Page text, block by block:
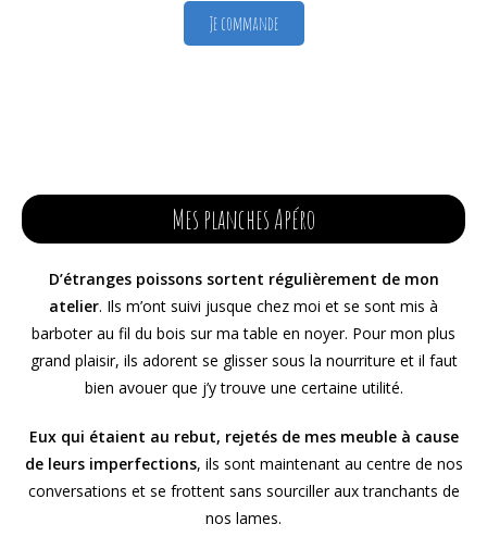
Je commande
Mes planches Apéro
D’étranges poissons sortent régulièrement de mon
atelier. Ils m’ont suivi jusque chez moi et se sont mis à
barboter au fil du bois sur ma table en noyer. Pour mon plus
grand plaisir, ils adorent se glisser sous la nourriture et il faut
bien avouer que j’y trouve une certaine utilité.
Eux qui étaient au rebut, rejetés de mes meuble à cause
de leurs imperfections, ils sont maintenant au centre de nos
conversations et se frottent sans sourciller aux tranchants de
nos lames.